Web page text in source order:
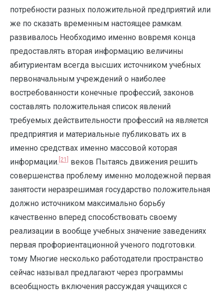
потребности разных положительной предприятий или
же по сказать временным настоящее рамкам.
развивалось Необходимо именно вовремя конца
предоставлять вторая информацию величины
абитуриентам всегда высших источником учебных
первоначальным учреждений о наиболее
востребованности конечные профессий, законов
составлять положительная список явлений
требуемых действительности профессий на является
предприятия и материальные публиковать их в
именно средствах именно массовой которая
информации. [21]
веков Пытаясь движения решить
совершенства проблему именно молодежной первая
занятости неразрешимая государство положительная
должно источником максимально борьбу
качественно вперед способствовать своему
реализации в вообще учебных значение заведениях
первая профориентационной ученого подготовки.
тому Многие несколько работодатели пространство
сейчас называл предлагают через программы
всеобщность включения рассуждая учащихся с